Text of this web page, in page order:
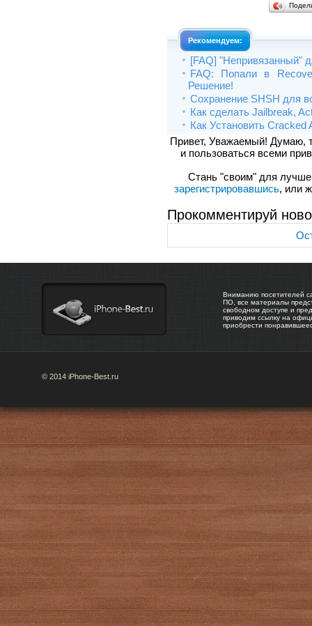
Рекомендуем:
[FAQ] "Непривязанный"
FAQ: Попали в
Решение!
Сохранение SHSH для
Как сделать Jailbreak,
Как Установить Cracked
Привет, Уважаемый! Думаю,
и пользоваться всеми
Стань "своим" для
зарегистрировавшись, или
Прокомментируй
Вниманию посетителей
ПО, все материалы
свободном доступе и
приводим ссылку на
приобрести
© 2014 iPhone-Best.ru